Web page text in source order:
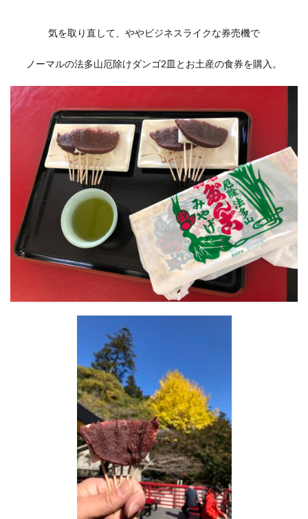
気を取り直して、ややビジネスライクな券売機で
ノーマルの法多山厄除けダンゴ2皿とお土産の食券を購入。